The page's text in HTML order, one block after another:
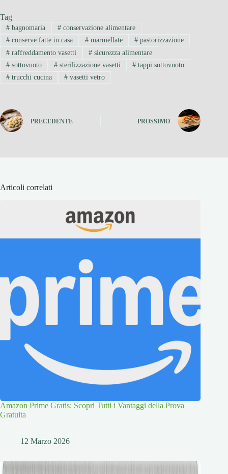
Tag
#bagnomaria #conservazione alimentare
#conserve fatte in casa #marmellate # pastorizzazione
#raffreddamento vasetti #sicurezza alimentare
#sottovuoto #sterilizzazione vasetti # tappi sottovuoto
#trucchi cucina #vasetti vetro
PRECEDENTE PROSSIMO
Articoli correlati
Amazon Prime Gratis: Scopri Tutti i Vantaggi della Prova
Gratuita
12 Marzo 2026